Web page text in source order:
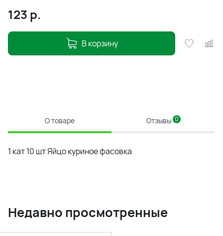
123 р.
В корзину
О товаре Отзывы 0
1 кат 10 шт Яйцо куриное фасовка
Недавно просмотренные